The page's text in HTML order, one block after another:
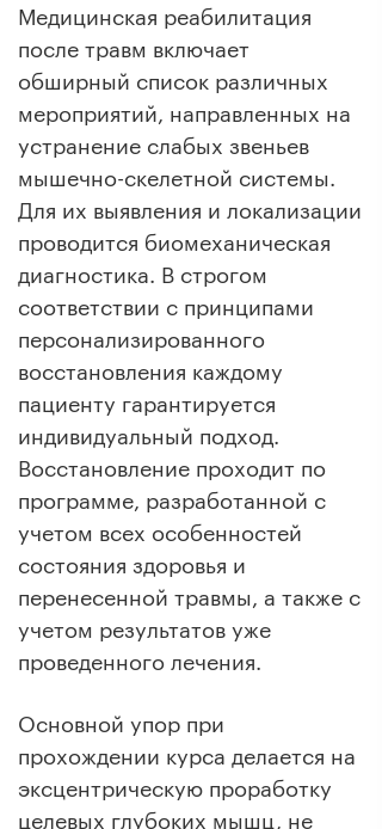
Медицинская реабилитация
после травм включает
обширный список различных
мероприятий, направленных на
устранение слабых звеньев
мышечно-скелетной системы.
Для их выявления и локализации
проводится биомеханическая
диагностика. В строгом
соответствии с принципами
персонализированного
восстановления каждому
пациенту гарантируется
индивидуальный подход.
Восстановление проходит по
программе, разработанной с
учетом всех особенностей
состояния здоровья и
перенесенной травмы, а также с
учетом результатов уже
проведенного лечения.
Основной упор при
прохождении курса делается на
эксцентрическую проработку
целевых глубоких мышц, не